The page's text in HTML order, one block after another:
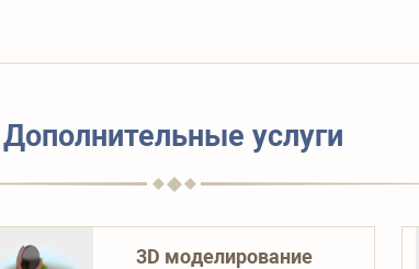
Дополнительные услуги
3D моделирование